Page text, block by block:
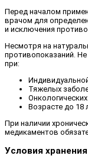
Перед началом
врачом для
и исключения
Несмотря на
противопоказаний.
при:
Тяжелых
Возрасте до 18
При наличии
медикаментов
Условия хранения